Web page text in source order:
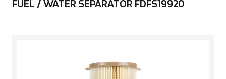
FUEL / WATER SEPARATOR FDFS19920